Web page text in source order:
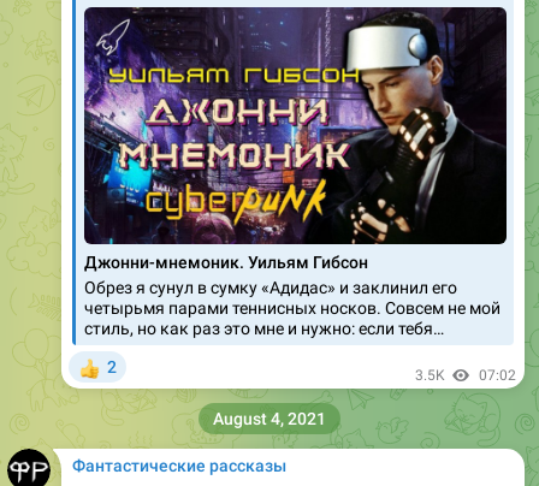
Джонни-мнемоник. Уильям Гибсон
Обрез я сунул в сумку «Адидас» и заклинил его
четырьмя парами теннисных носков. Совсем не мой
стиль, но как раз это мне и нужно: если тебя…
2 3.5K 07:02
Фантастические рассказы
August 4, 2021